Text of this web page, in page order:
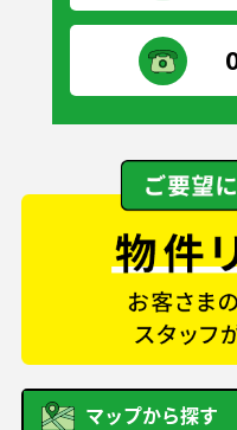
マップから探す